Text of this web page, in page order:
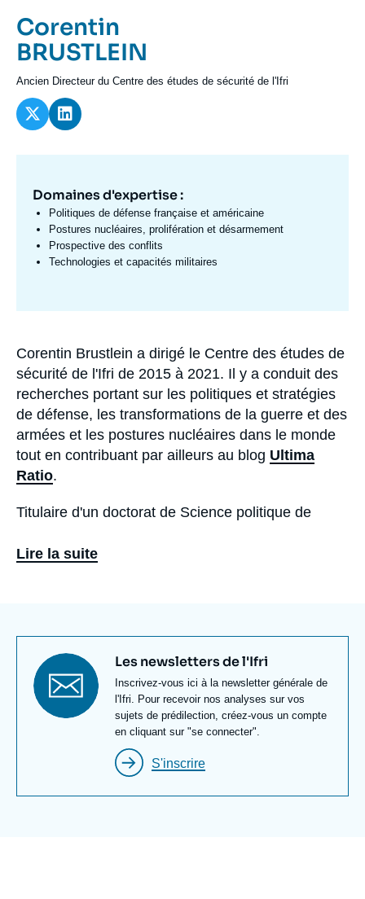
Nous soutenir
Prénom
de
l'expert
Corentin
Nom
de
l'expert
BRUSTLEIN
Intitulé
du
poste
Ancien Directeur du Centre des études de sécurité de l'Ifri
Domaine
d'expertises
Fr
Domaines d'expertise :
Politiques de défense française et américaine
Postures nucléaires, prolifération et désarmement
Prospective des conflits
Technologies et capacités militaires
Biographie
Corentin Brustlein a dirigé le Centre des études de
sécurité de l'Ifri de 2015 à 2021. Il y a conduit des
recherches portant sur les politiques et stratégies
de défense, les transformations de la guerre et des
armées et les postures nucléaires dans le monde
tout en contribuant par ailleurs au blog Ultima
Ratio.
Titulaire d'un doctorat de Science politique de
a notamment enseigné la Pensée stratégique à
Sécurité internationale (Master 1 de Science
politique) au sein de l'Université Jean Moulin.
Lire la suite
Titre
newsletter
Les newsletters de l'Ifri
Texte
Newsletter
Inscrivez-vous ici à la newsletter générale de
l'Ifri. Pour recevoir nos analyses sur vos
sujets de prédilection, créez-vous un compte
en cliquant sur "se connecter".
S'inscrire